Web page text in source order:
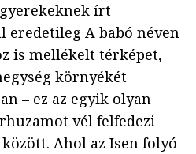
írt
eredetileg A babó néven
is mellékelt térképet,
környékét
– ez az egyik olyan
vél felfedezi
között. Ahol az Isen folyó